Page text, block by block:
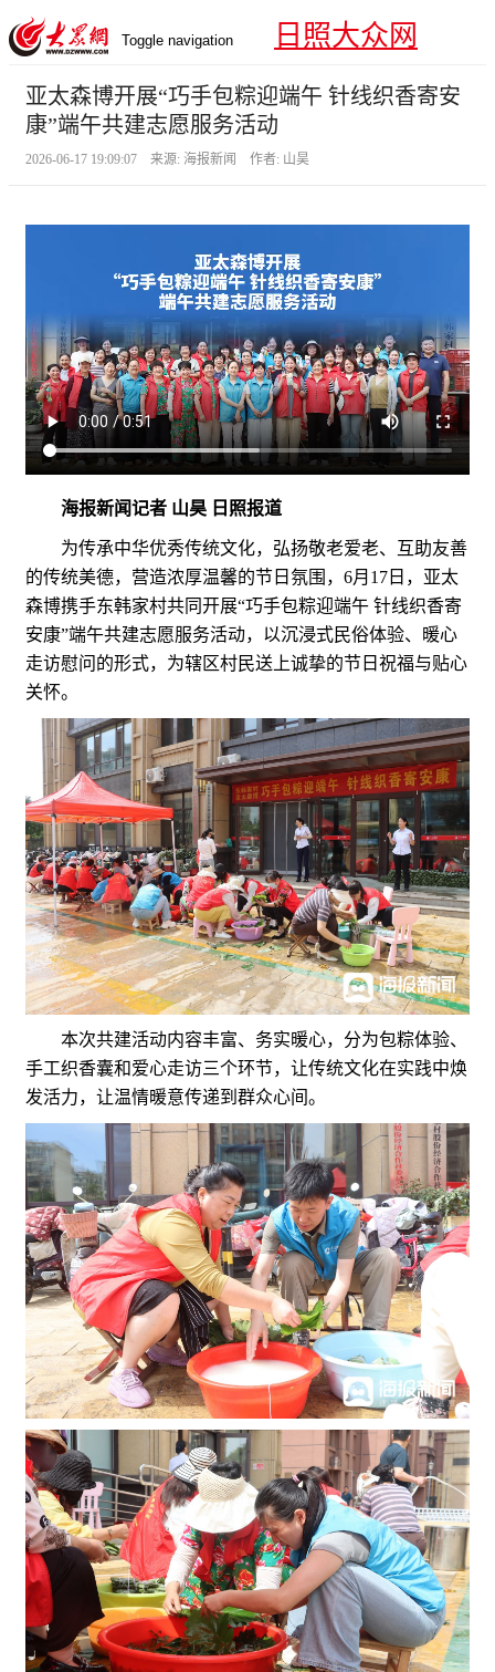
Toggle navigation 日照大众网
亚太森博开展“巧手包粽迎端午 针线织香寄安
康”端午共建志愿服务活动
2026-06-17 19:09:07 来源: 海报新闻 作者: 山昊
海报新闻记者 山昊 日照报道
为传承中华优秀传统文化，弘扬敬老爱老、互助友善
的传统美德，营造浓厚温馨的节日氛围，6月17日，亚太
森博携手东韩家村共同开展“巧手包粽迎端午 针线织香寄
安康”端午共建志愿服务活动，以沉浸式民俗体验、暖心
走访慰问的形式，为辖区村民送上诚挚的节日祝福与贴心
关怀。
本次共建活动内容丰富、务实暖心，分为包粽体验、
手工织香囊和爱心走访三个环节，让传统文化在实践中焕
发活力，让温情暖意传递到群众心间。